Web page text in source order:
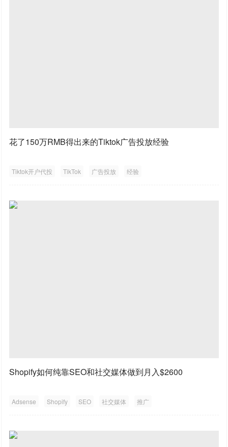
花了150万RMB得出来的Tiktok广告投放经验
Tiktok开户代投 TikTok 广告投放 经验
Shopify如何纯靠SEO和社交媒体做到月入$2600
Adsense Shopify SEO 社交媒体 推广